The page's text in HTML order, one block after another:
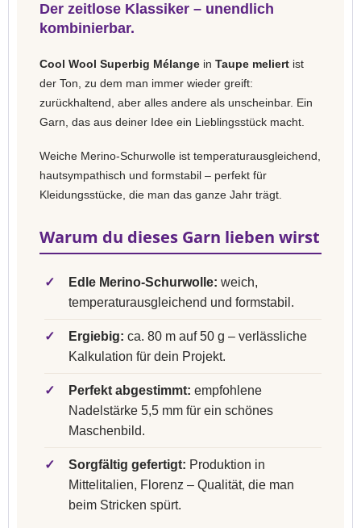
Der zeitlose Klassiker – unendlich
kombinierbar.
Cool Wool Superbig Mélange in Taupe meliert ist
der Ton, zu dem man immer wieder greift:
zurückhaltend, aber alles andere als unscheinbar. Ein
Garn, das aus deiner Idee ein Lieblingsstück macht.
Weiche Merino-Schurwolle ist temperaturausgleichend,
hautsympathisch und formstabil – perfekt für
Kleidungsstücke, die man das ganze Jahr trägt.
Warum du dieses Garn lieben wirst
✓ Edle Merino-Schurwolle: weich,
temperaturausgleichend und formstabil.
✓ Ergiebig: ca. 80 m auf 50 g – verlässliche
Kalkulation für dein Projekt.
✓ Perfekt abgestimmt: empfohlene
Nadelstärke 5,5 mm für ein schönes
Maschenbild.
✓ Sorgfältig gefertigt: Produktion in
Mittelitalien, Florenz – Qualität, die man
beim Stricken spürt.